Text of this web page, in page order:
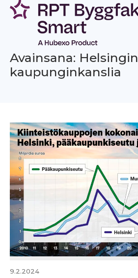
Siirry
sisältöön
Avainsana: Helsingin
kaupunginkanslia
9.2.2024